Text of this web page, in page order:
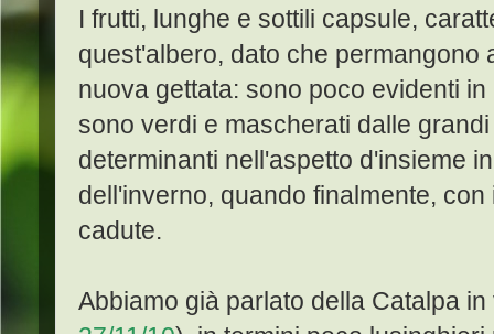
I frutti, lunghe e sottili capsule,
quest'albero, dato che permangono
nuova gettata: sono poco evidenti
sono verdi e mascherati dalle
determinanti nell'aspetto d'insieme
dell'inverno, quando finalmente,
cadute.
Abbiamo già parlato della Catalpa